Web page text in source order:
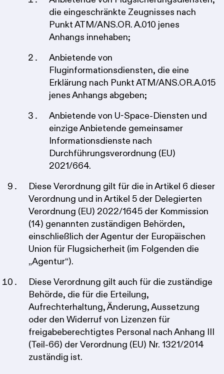
die eingeschränkte Zeugnisses nach
Punkt ATM/ANS.OR. A.010 jenes
Anhangs innehaben;
Anbietende von
Fluginformationsdiensten, die eine
Erklärung nach Punkt ATM/ANS.OR.A.015
jenes Anhangs abgeben;
Anbietende von U-Space-Diensten und
einzige Anbietende gemeinsamer
Informationsdienste nach
Durchführungsverordnung (EU)
2021/664.
Diese Verordnung gilt für die in Artikel 6 dieser
Verordnung und in Artikel 5 der Delegierten
Verordnung (EU) 2022/1645 der Kommission
(14) genannten zuständigen Behörden,
einschließlich der Agentur der Europäischen
Union für Flugsicherheit (im Folgenden die
„Agentur“).
Diese Verordnung gilt auch für die zuständige
Behörde, die für die Erteilung,
Aufrechterhaltung, Änderung, Aussetzung
oder den Widerruf von Lizenzen für
freigabeberechtigtes Personal nach Anhang III
(Teil-66) der Verordnung (EU) Nr. 1321/2014
zuständig ist.